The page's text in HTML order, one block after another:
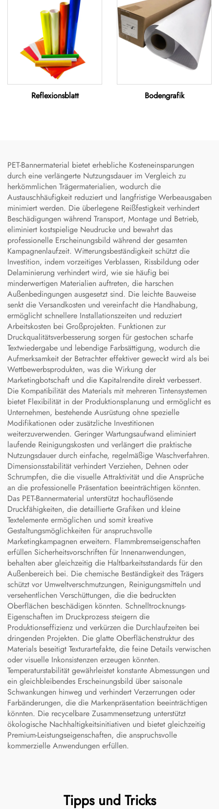
Reflexionsblatt Bodengrafik
PET-Bannermaterial bietet erhebliche Kosteneinsparungen
durch eine verlängerte Nutzungsdauer im Vergleich zu
herkömmlichen Trägermaterialien, wodurch die
Austauschhäufigkeit reduziert und langfristige Werbeausgaben
minimiert werden. Die überlegene Reißfestigkeit verhindert
Beschädigungen während Transport, Montage und Betrieb,
eliminiert kostspielige Neudrucke und bewahrt das
professionelle Erscheinungsbild während der gesamten
Kampagnenlaufzeit. Witterungsbeständigkeit schützt die
Investition, indem vorzeitiges Verblassen, Rissbildung oder
Delaminierung verhindert wird, wie sie häufig bei
minderwertigen Materialien auftreten, die harschen
Außenbedingungen ausgesetzt sind. Die leichte Bauweise
senkt die Versandkosten und vereinfacht die Handhabung,
ermöglicht schnellere Installationszeiten und reduziert
Arbeitskosten bei Großprojekten. Funktionen zur
Druckqualitätsverbesserung sorgen für gestochen scharfe
Textwiedergabe und lebendige Farbsättigung, wodurch die
Aufmerksamkeit der Betrachter effektiver geweckt wird als bei
Wettbewerbsprodukten, was die Wirkung der
Marketingbotschaft und die Kapitalrendite direkt verbessert.
Die Kompatibilität des Materials mit mehreren Tintensystemen
bietet Flexibilität in der Produktionsplanung und ermöglicht es
Unternehmen, bestehende Ausrüstung ohne spezielle
Modifikationen oder zusätzliche Investitionen
weiterzuverwenden. Geringer Wartungsaufwand eliminiert
laufende Reinigungskosten und verlängert die praktische
Nutzungsdauer durch einfache, regelmäßige Waschverfahren.
Dimensionsstabilität verhindert Verziehen, Dehnen oder
Schrumpfen, die die visuelle Attraktivität und die Ansprüche
an die professionelle Präsentation beeinträchtigen könnten.
Das PET-Bannermaterial unterstützt hochauflösende
Druckfähigkeiten, die detaillierte Grafiken und kleine
Textelemente ermöglichen und somit kreative
Gestaltungsmöglichkeiten für anspruchsvolle
Marketingkampagnen erweitern. Flammbremseigenschaften
erfüllen Sicherheitsvorschriften für Innenanwendungen,
behalten aber gleichzeitig die Haltbarkeitsstandards für den
Außenbereich bei. Die chemische Beständigkeit des Trägers
schützt vor Umweltverschmutzungen, Reinigungsmitteln und
versehentlichen Verschüttungen, die die bedruckten
Oberflächen beschädigen könnten. Schnelltrocknungs-
Eigenschaften im Druckprozess steigern die
Produktionseffizienz und verkürzen die Durchlaufzeiten bei
dringenden Projekten. Die glatte Oberflächenstruktur des
Materials beseitigt Texturartefakte, die feine Details verwischen
oder visuelle Inkonsistenzen erzeugen könnten.
Temperaturstabilität gewährleistet konstante Abmessungen und
ein gleichbleibendes Erscheinungsbild über saisonale
Schwankungen hinweg und verhindert Verzerrungen oder
Farbänderungen, die die Markenpräsentation beeinträchtigen
könnten. Die recycelbare Zusammensetzung unterstützt
ökologische Nachhaltigkeitsinitiativen und bietet gleichzeitig
Premium-Leistungseigenschaften, die anspruchsvolle
kommerzielle Anwendungen erfüllen.
Tipps und Tricks